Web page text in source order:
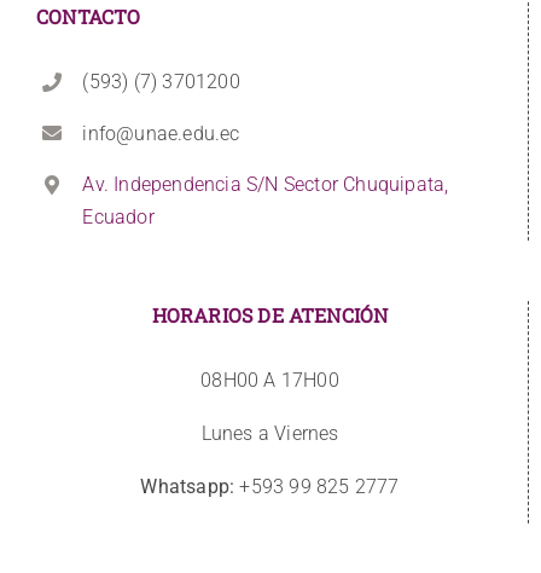
CONTACTO
(593) (7) 3701200
info@unae.edu.ec
Av. Independencia S/N Sector Chuquipata,
Ecuador
HORARIOS DE ATENCIÓN
08H00 A 17H00
Lunes a Viernes
Whatsapp: +593 99 825 2777